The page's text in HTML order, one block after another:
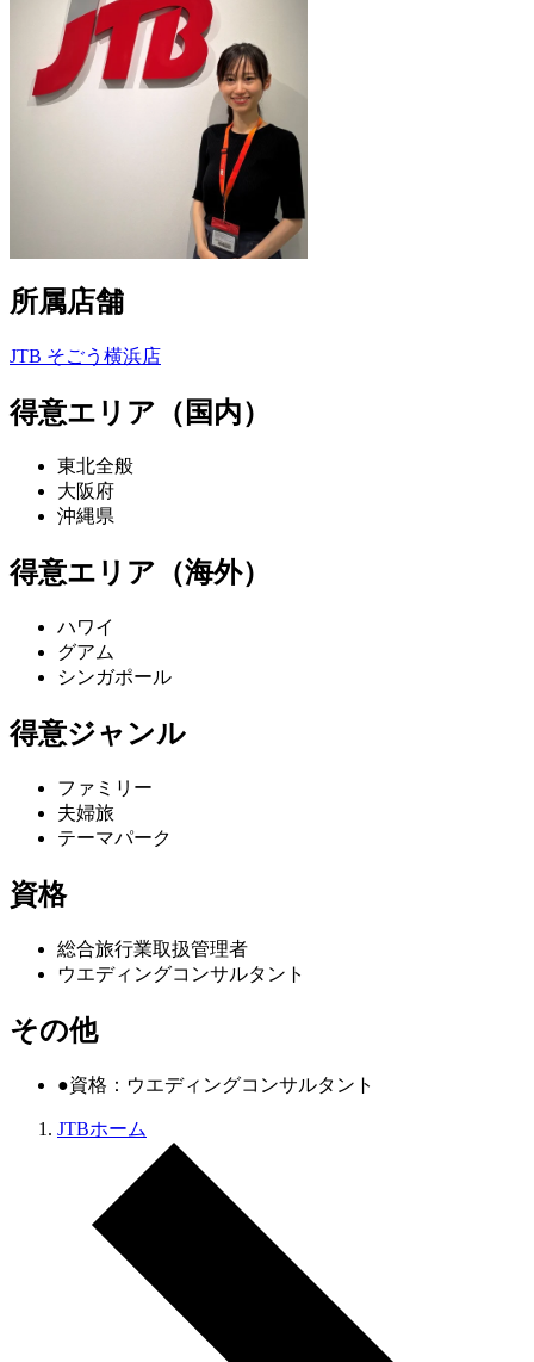
所属店舗
JTB そごう横浜店
得意エリア（国内）
東北全般
大阪府
沖縄県
得意エリア（海外）
ハワイ
グアム
シンガポール
得意ジャンル
ファミリー
夫婦旅
テーマパーク
資格
総合旅行業取扱管理者
ウエディングコンサルタント
その他
●資格：ウエディングコンサルタント
JTBホーム